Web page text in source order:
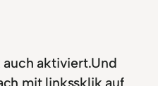
aktiviert.Und
mit linkssklik auf